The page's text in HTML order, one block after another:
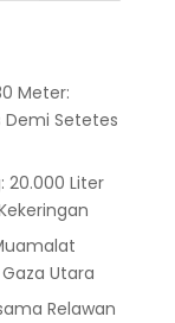
Meter:
Demi Setetes
20.000 Liter
Utara
Relawan